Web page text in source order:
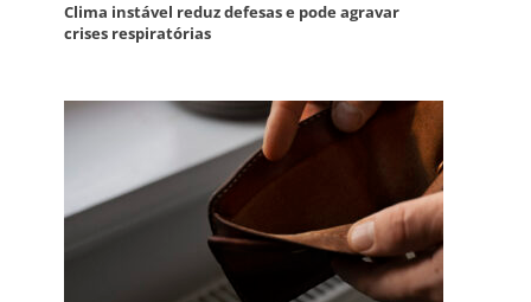
Clima instável reduz defesas e pode agravar
crises respiratórias